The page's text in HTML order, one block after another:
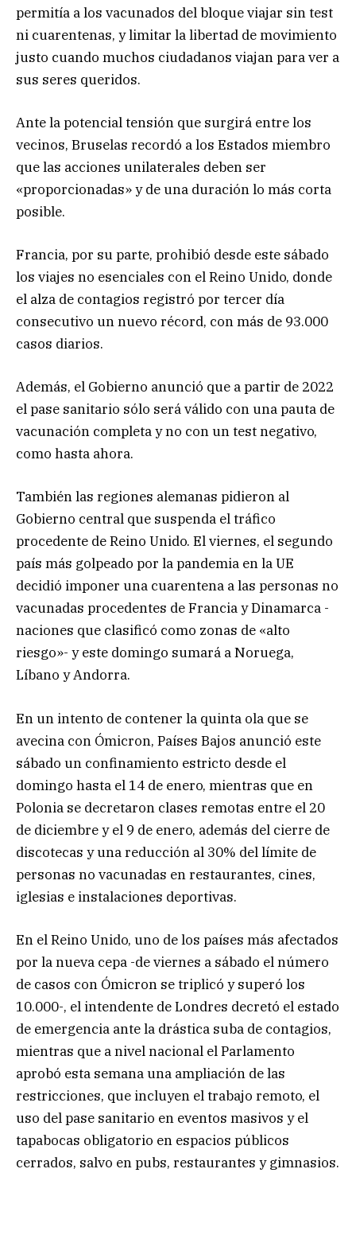
permitía a los vacunados del bloque viajar sin test
ni cuarentenas, y limitar la libertad de movimiento
justo cuando muchos ciudadanos viajan para ver a
sus seres queridos.
Ante la potencial tensión que surgirá entre los
vecinos, Bruselas recordó a los Estados miembro
que las acciones unilaterales deben ser
«proporcionadas» y de una duración lo más corta
posible.
Francia, por su parte, prohibió desde este sábado
los viajes no esenciales con el Reino Unido, donde
el alza de contagios registró por tercer día
consecutivo un nuevo récord, con más de 93.000
casos diarios.
Además, el Gobierno anunció que a partir de 2022
el pase sanitario sólo será válido con una pauta de
vacunación completa y no con un test negativo,
como hasta ahora.
También las regiones alemanas pidieron al
Gobierno central que suspenda el tráfico
procedente de Reino Unido. El viernes, el segundo
país más golpeado por la pandemia en la UE
decidió imponer una cuarentena a las personas no
vacunadas procedentes de Francia y Dinamarca -
naciones que clasificó como zonas de «alto
riesgo»- y este domingo sumará a Noruega,
Líbano y Andorra.
En un intento de contener la quinta ola que se
avecina con Ómicron, Países Bajos anunció este
sábado un confinamiento estricto desde el
domingo hasta el 14 de enero, mientras que en
Polonia se decretaron clases remotas entre el 20
de diciembre y el 9 de enero, además del cierre de
discotecas y una reducción al 30% del límite de
personas no vacunadas en restaurantes, cines,
iglesias e instalaciones deportivas.
En el Reino Unido, uno de los países más afectados
por la nueva cepa -de viernes a sábado el número
de casos con Ómicron se triplicó y superó los
10.000-, el intendente de Londres decretó el estado
de emergencia ante la drástica suba de contagios,
mientras que a nivel nacional el Parlamento
aprobó esta semana una ampliación de las
restricciones, que incluyen el trabajo remoto, el
uso del pase sanitario en eventos masivos y el
tapabocas obligatorio en espacios públicos
cerrados, salvo en pubs, restaurantes y gimnasios.